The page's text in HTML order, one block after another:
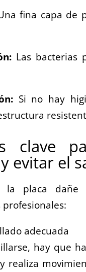
fina capa de
Las bacterias
Si no hay
clave
evitar el
la placa dañe
adecuada
hay que
realiza